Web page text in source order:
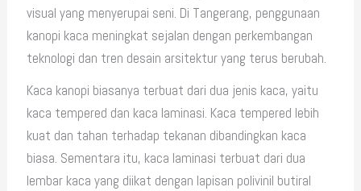
visual yang menyerupai seni. Di Tangerang, penggunaan
kanopi kaca meningkat sejalan dengan perkembangan
teknologi dan tren desain arsitektur yang terus berubah.
Kaca kanopi biasanya terbuat dari dua jenis kaca, yaitu
kaca tempered dan kaca laminasi. Kaca tempered lebih
kuat dan tahan terhadap tekanan dibandingkan kaca
biasa. Sementara itu, kaca laminasi terbuat dari dua
lembar kaca yang diikat dengan lapisan polivinil butiral